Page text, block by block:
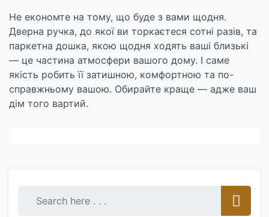
Не економте на тому, що буде з вами щодня.
Дверна ручка, до якої ви торкаєтеся сотні разів, та
паркетна дошка, якою щодня ходять ваші близькі
— це частина атмосфери вашого дому. І саме
якість робить її затишною, комфортною та по-
справжньому вашою. Обирайте краще — адже ваш
дім того вартий.